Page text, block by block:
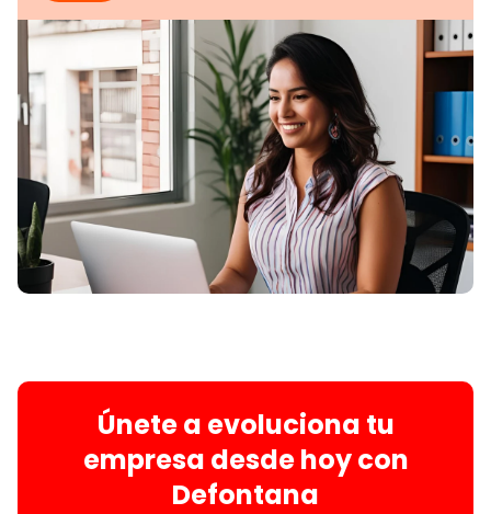
Únete a evoluciona tu
empresa desde hoy con
Defontana